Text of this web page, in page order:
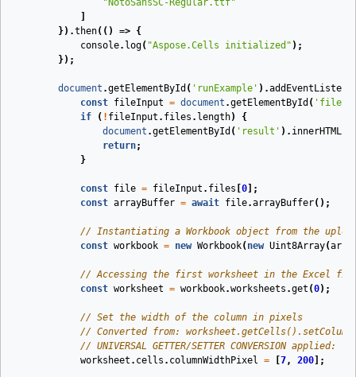
"NotoSansSC-Regular.ttf"
}).then( () => {
console. log( "Aspose.Cells initialized" );
});
document .getElementById ( 'runExample' ).
const fileInput = document .getElementById (
if
( ! fileInput . files . length)
{
document .getElementById ( 'result' ). innerHTML
return;
}
const file = fileInput . files 0 ];
const arrayBuffer = await file.arrayBuffer();
// Instantiating a Workbook object from the
const workbook = new Workbook( new Uint8Array(
// Accessing the first worksheet in the Excel
const worksheet = workbook.worksheets .get (0);
// Set the width of the column in pixels
// Converted from:
// UNIVERSAL GETTER/SETTER CONVERSION applied:
worksheet . cells . columnWidthPixel = 7, 200 ];